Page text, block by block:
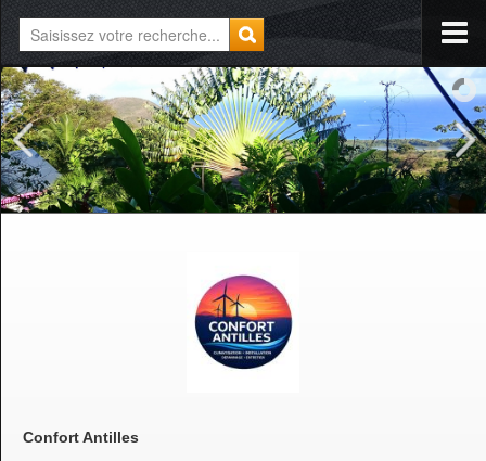
Confort Antilles